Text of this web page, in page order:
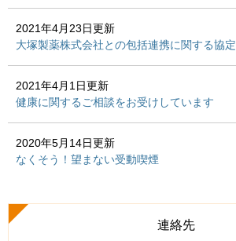
2021年4月23日更新
大塚製薬株式会社との包括連携に関する協定
2021年4月1日更新
健康に関するご相談をお受けしています
2020年5月14日更新
なくそう！望まない受動喫煙
連絡先